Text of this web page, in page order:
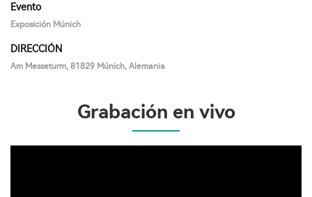
Evento
Exposición Múnich
DIRECCIÓN
Am Messeturm, 81829 Múnich, Alemania
Grabación en vivo